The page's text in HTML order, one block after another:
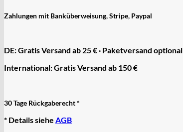
Zahlungen mit Banküberweisung, Stripe, Paypal
DE: Gratis Versand ab 25 € · Paketversand optional
International: Gratis Versand ab 150 €
30 Tage Rückgaberecht *
* Details siehe AGB